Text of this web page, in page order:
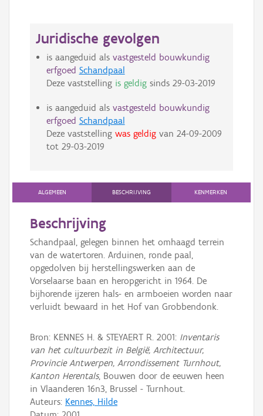
Juridische gevolgen
is aangeduid als vastgesteld bouwkundig
erfgoed Schandpaal
Deze vaststelling is geldigsinds 29-03-2019
is aangeduid als vastgesteld bouwkundig
erfgoed Schandpaal
Deze vaststelling was geldigvan 24-09-2009
tot 29-03-2019
ALGEMEEN BESCHRIJVING KENMERKEN
Beschrijving
Schandpaal, gelegen binnen het omhaagd terrein
van de watertoren. Arduinen, ronde paal,
opgedolven bij herstellingswerken aan de
Vorselaarse baan en heropgericht in 1964. De
bijhorende ijzeren hals- en armboeien worden naar
verluidt bewaard in het Hof van Grobbendonk.
Bron: KENNES H. & STEYAERT R. 2001: Inventaris
van het cultuurbezit in België, Architectuur,
Provincie Antwerpen, Arrondissement Turnhout,
Kanton Herentals, Bouwen door de eeuwen heen
in Vlaanderen 16n3, Brussel - Turnhout.
Auteurs: Kennes, Hilde